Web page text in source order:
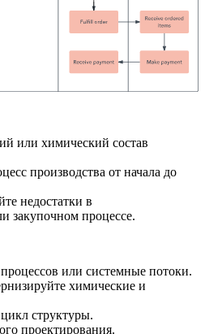
или химический состав
производства от начала до
недостатки в
закупочном процессе.
или системные потоки.
химические и
структуры.
проектирования.